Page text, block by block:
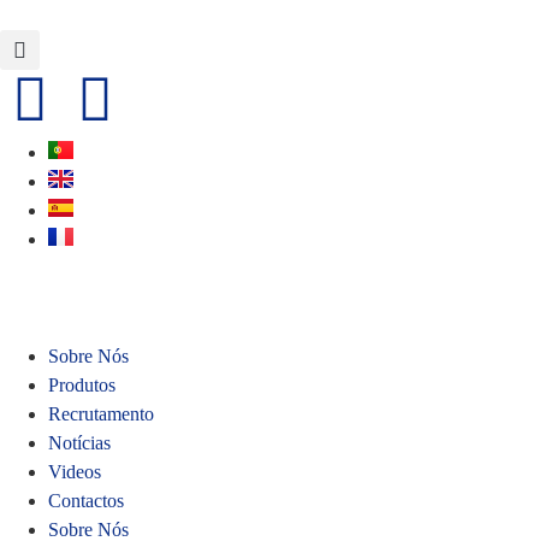
Sobre Nós
Produtos
Recrutamento
Notícias
Videos
Contactos
Sobre Nós